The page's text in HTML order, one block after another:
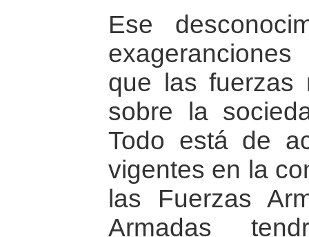
Ese
que las fuerzas
sobre la
Todo está de
vigentes en la
las Fuerzas
Armadas